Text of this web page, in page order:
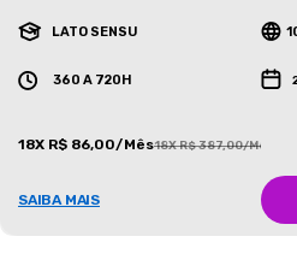
LATO SENSU
360 A 720H
18X R$ 86,00/Mês18X R$ 387,00/Mês
SAIBA MAIS